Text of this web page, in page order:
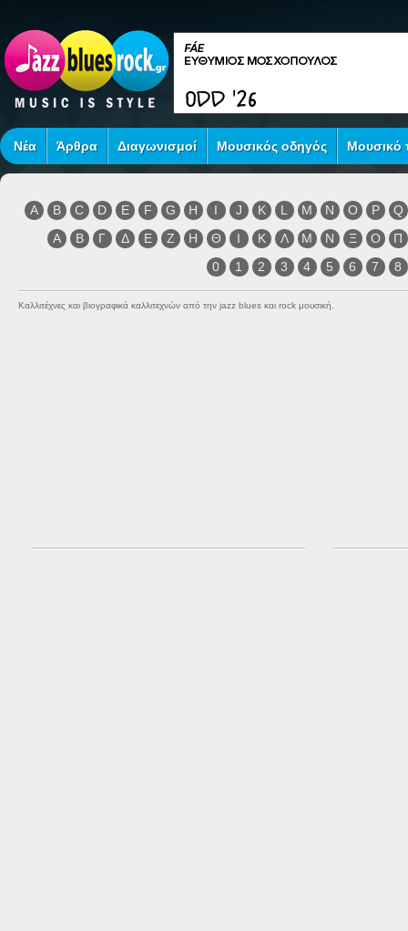
Νέα Άρθρα Διαγωνισμοί Μουσικός οδηγός Μουσικό
A B C D E F G H I J K L M N O P
Q
Α
Β Γ Δ Ε Ζ Η Θ Ι Κ Λ Μ Ν Ξ Ο
Π
0
1 2 3 4 5 6 7 8
Καλλιτέχνες και βιογραφικά καλλιτεχνών από την jazz blues και rock μουσική.